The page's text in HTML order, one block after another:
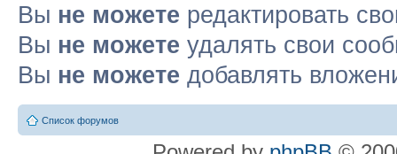
Вы не можете редактировать
Вы не можете удалять свои
Вы не можете добавлять
Список форумов